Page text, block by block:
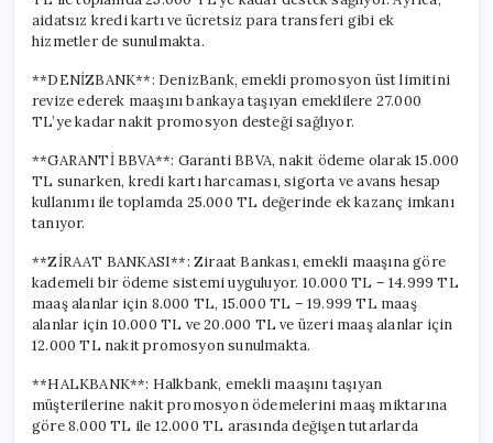
aidatsız kredi kartı ve ücretsiz para transferi gibi ek
hizmetler de sunulmakta.
**DENİZBANK**: DenizBank, emekli promosyon üst limitini
revize ederek maaşını bankaya taşıyan emeklilere 27.000
TL’ye kadar nakit promosyon desteği sağlıyor.
**GARANTİ BBVA**: Garanti BBVA, nakit ödeme olarak 15.000
TL sunarken, kredi kartı harcaması, sigorta ve avans hesap
kullanımı ile toplamda 25.000 TL değerinde ek kazanç imkanı
tanıyor.
**ZİRAAT BANKASI**: Ziraat Bankası, emekli maaşına göre
kademeli bir ödeme sistemi uyguluyor. 10.000 TL – 14.999 TL
maaş alanlar için 8.000 TL, 15.000 TL – 19.999 TL maaş
alanlar için 10.000 TL ve 20.000 TL ve üzeri maaş alanlar için
12.000 TL nakit promosyon sunulmakta.
**HALKBANK**: Halkbank, emekli maaşını taşıyan
müşterilerine nakit promosyon ödemelerini maaş miktarına
göre 8.000 TL ile 12.000 TL arasında değişen tutarlarda